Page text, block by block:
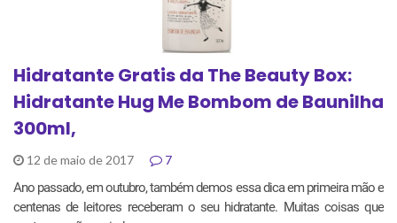
Hidratante Gratis da The Beauty Box:
Hidratante Hug Me Bombom de Baunilha
300ml,
12 de maio de 2017 7
Ano passado, em outubro, também demos essa dica em primeira mão e
centenas de leitores receberam o seu hidratante. Muitas coisas que